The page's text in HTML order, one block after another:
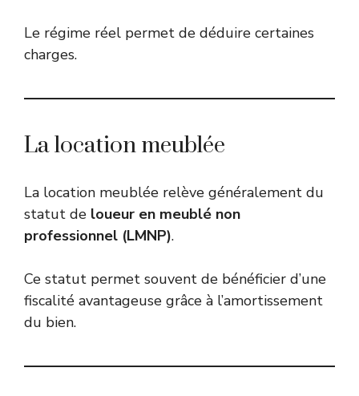
Le régime réel permet de déduire certaines
charges.
La location meublée
La location meublée relève généralement du
statut de loueur en meublé non
professionnel (LMNP).
Ce statut permet souvent de bénéficier d’une
fiscalité avantageuse grâce à l’amortissement
du bien.